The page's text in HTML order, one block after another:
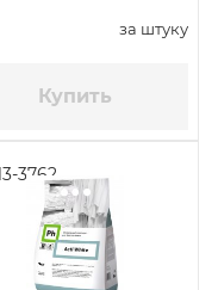
за штуку
Купить
3762